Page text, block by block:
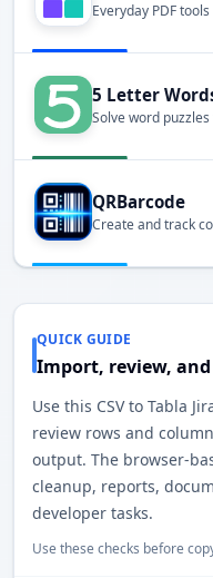
Everyday PDF tools
5 Letter
Solve word
QRBarcode
Create and track
QUICK GUIDE
Import, review,
Use this CSV to Tabla
review rows and
output. The browser-
cleanup, reports,
developer tasks.
Use these checks before